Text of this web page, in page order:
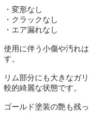
・変形なし
・クラックなし
・エア漏れなし
使用に伴う小傷や汚れ
す。
リム部分にも大きなガ
較的綺麗な状態です。
ゴールド塗装の艶も残っ